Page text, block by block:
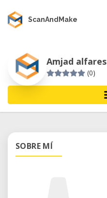
ScanAndMake
Amjad alfares
(0)
SOBRE MÍ